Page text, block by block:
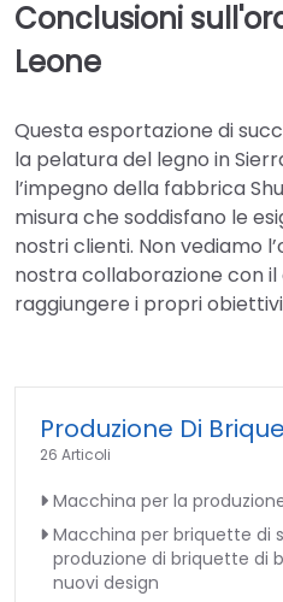
Conclusioni
Leone
Questa esportazione di
la pelatura del legno in
l’impegno della fabbrica
misura che soddisfano le
nostri clienti. Non vediamo
nostra collaborazione con
raggiungere i propri
Produzione Di
26 Articoli
Macchina per la
Macchina per briquette di
produzione di briquette di
nuovi design